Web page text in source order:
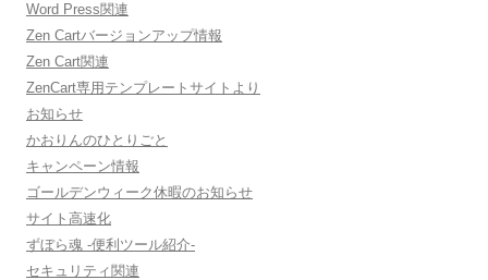
Word Press関連
Zen Cartバージョンアップ情報
Zen Cart関連
ZenCart専用テンプレートサイトより
お知らせ
かおりんのひとりごと
キャンペーン情報
ゴールデンウィーク休暇のお知らせ
サイト高速化
ずぼら魂 -便利ツール紹介-
セキュリティ関連